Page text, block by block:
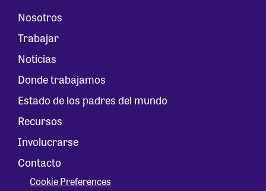
Nosotros
Trabajar
Noticias
Donde trabajamos
Estado de los padres del mundo
Recursos
Involucrarse
Contacto
Cookie Preferences